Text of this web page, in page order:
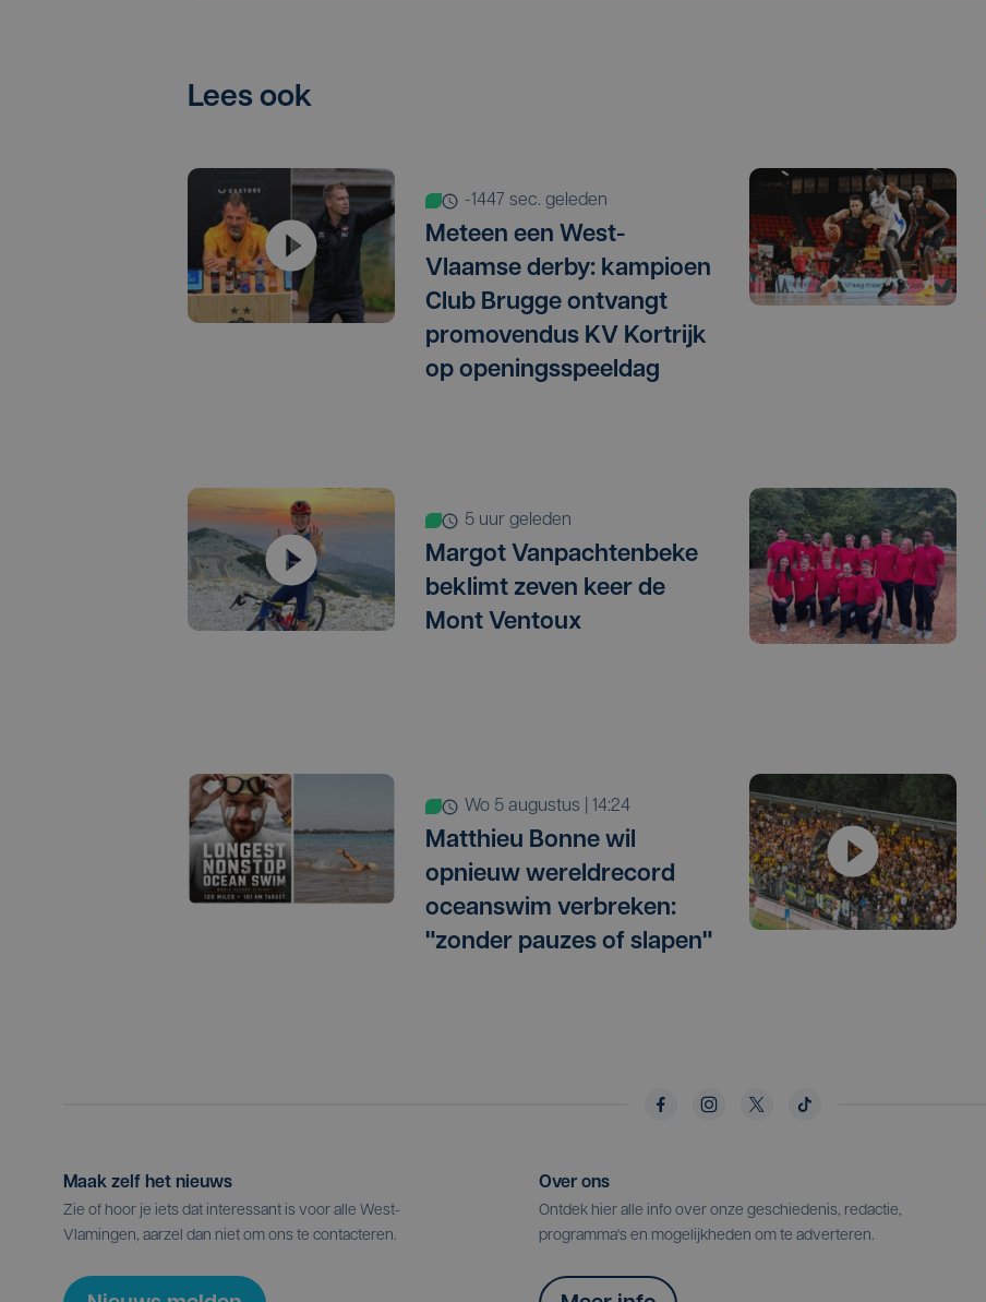
Lees ook
-1447 sec. geleden
Meteen een West-
Vlaamse derby: kampioen
Club Brugge ontvangt
promovendus KV Kortrijk
op openingsspeeldag
5 uur geleden
Margot Vanpachtenbeke
beklimt zeven keer de
Mont Ventoux
wo 5 augustus | 14:24
Matthieu Bonne wil
opnieuw wereldrecord
oceanswim verbreken:
"zonder pauzes of slapen"
Maak zelf het nieuws
Zie of hoor je iets dat interessant is voor alle West-
Vlamingen, aarzel dan niet om ons te contacteren.
Over ons
Ontdek hier alle info over onze geschiedenis, redactie,
programma's en mogelijkheden om te adverteren.